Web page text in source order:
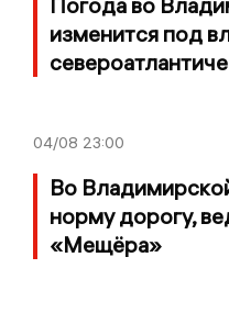
изменится под
04/08 23:00
Во
норму дорогу,
«Мещёра»